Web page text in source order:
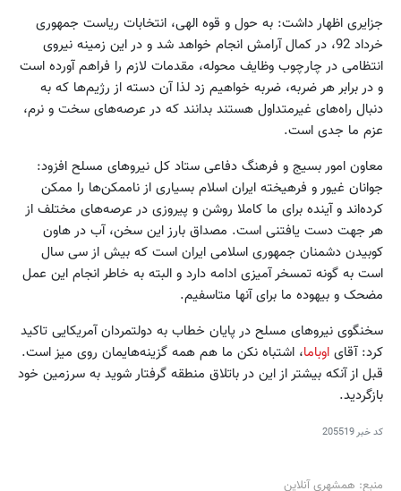
جزایری اظهار داشت: به حول و قوه الهی، انتخابات ریاست جمهوری
خرداد 92، در کمال آرامش انجام خواهد شد و در این زمینه نیروی
انتظامی در چارچوب وظایف محوله، مقدمات لازم را فراهم آورده است
و در برابر هر ضربه، ضربه خواهیم زد لذا آن دسته از رژیم‌ها که به
دنبال راه‌های غیرمتداول هستند بدانند که در عرصه‌های سخت و نرم،
عزم ما جدی است.
معاون امور بسیج و فرهنگ دفاعی ستاد کل نیروهای مسلح افزود:
جوانان غیور و فرهیخته ایران اسلام بسیاری از ناممکن‌ها را ممکن
کرده‌اند و آینده برای ما کاملا روشن و پیروزی در عرصه‌های مختلف از
هر جهت دست یافتنی است. مصداق بارز این سخن، آب در هاون
کوبیدن دشمنان جمهوری اسلامی ایران است که بیش از سی سال
است به گونه تمسخر آمیزی ادامه دارد و البته به خاطر انجام این عمل
مضحک و بیهوده ما برای آنها متاسفیم.
سخنگوی نیروهای مسلح در پایان خطاب به دولتمردان آمریکایی تاکید
کرد: آقای اوباما، اشتباه نکن ما هم همه گزینه‌هایمان روی میز است.
قبل از آنکه بیشتر از این در باتلاق منطقه گرفتار شوید به سرزمین خود
بازگردید.
کد خبر205519
منبع: همشهری آنلاین